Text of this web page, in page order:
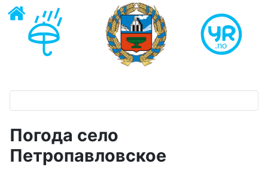
Погода село
Петропавловское